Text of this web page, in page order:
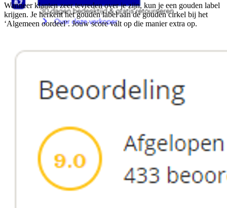
Wanneer klanten zeer tevreden over je zijn, kun je een gouden label
krijgen. Je herkent het gouden label aan de gouden cirkel bij het
‘Algemeen oordeel’. Jouw score valt op die manier extra op.